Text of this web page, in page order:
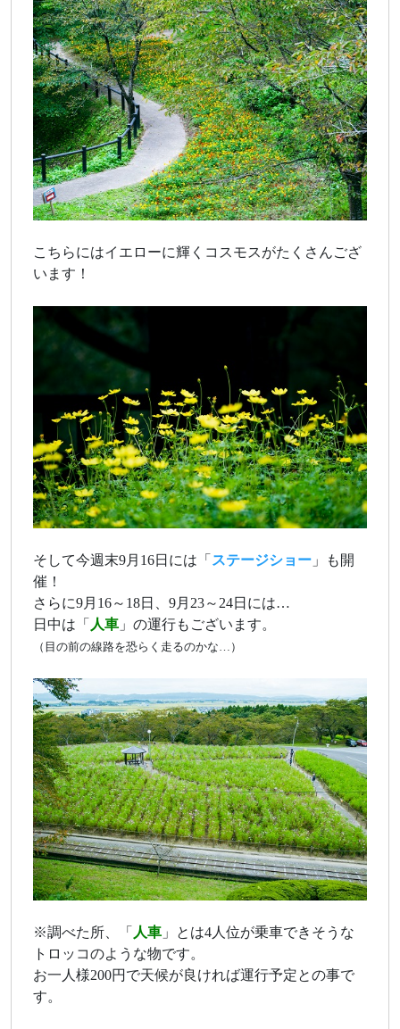
こちらにはイエローに輝くコスモスがたくさんござ
います！
そして今週末9月16日には「 ステージショー 」も開
催！
さらに9月16～18日、9月23～24日には…
日中は「 人車 」の運行もございます。
（目の前の線路を恐らく走るのかな…）
※調べた所、「 人車 」とは4人位が乗車できそうな
トロッコのような物です。
お一人様200円で天候が良ければ運行予定との事で
す。